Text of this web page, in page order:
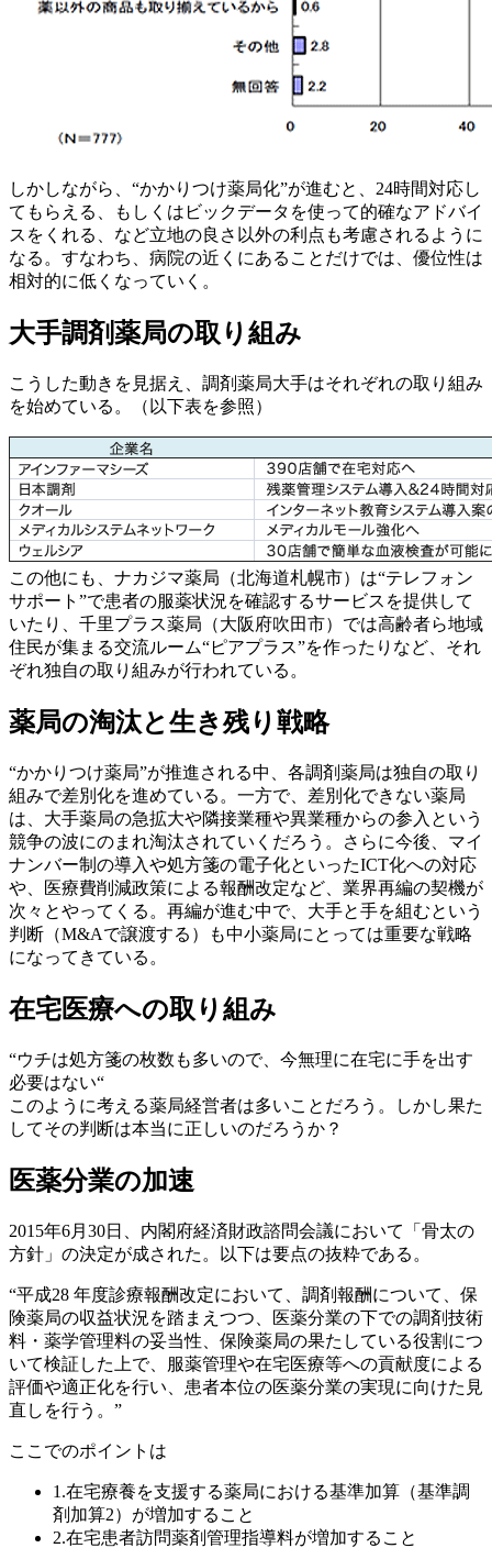
しかしながら、“かかりつけ薬局化”が進むと、24時間対応し
てもらえる、もしくはビックデータを使って的確なアドバイ
スをくれる、など立地の良さ以外の利点も考慮されるように
なる。すなわち、病院の近くにあることだけでは、優位性は
相対的に低くなっていく。
大手調剤薬局の取り組み
こうした動きを見据え、調剤薬局大手はそれぞれの取り組み
を始めている。（以下表を参照）
この他にも、ナカジマ薬局（北海道札幌市）は“テレフォン
サポート”で患者の服薬状況を確認するサービスを提供して
いたり、千里プラス薬局（大阪府吹田市）では高齢者ら地域
住民が集まる交流ルーム“ピアプラス”を作ったりなど、それ
ぞれ独自の取り組みが行われている。
薬局の淘汰と生き残り戦略
“かかりつけ薬局”が推進される中、各調剤薬局は独自の取り
組みで差別化を進めている。一方で、差別化できない薬局
は、大手薬局の急拡大や隣接業種や異業種からの参入という
競争の波にのまれ淘汰されていくだろう。さらに今後、マイ
ナンバー制の導入や処方箋の電子化といったICT化への対応
や、医療費削減政策による報酬改定など、業界再編の契機が
次々とやってくる。再編が進む中で、大手と手を組むという
判断（M&Aで譲渡する）も中小薬局にとっては重要な戦略
になってきている。
在宅医療への取り組み
“ウチは処方箋の枚数も多いので、今無理に在宅に手を出す
必要はない“
このように考える薬局経営者は多いことだろう。しかし果た
してその判断は本当に正しいのだろうか？
医薬分業の加速
2015年6月30日、内閣府経済財政諮問会議において「骨太の
方針」の決定が成された。以下は要点の抜粋である。
“平成28 年度診療報酬改定において、調剤報酬について、保
険薬局の収益状況を踏まえつつ、医薬分業の下での調剤技術
料・薬学管理料の妥当性、保険薬局の果たしている役割につ
いて検証した上で、服薬管理や在宅医療等への貢献度による
評価や適正化を行い、患者本位の医薬分業の実現に向けた見
直しを行う。”
ここでのポイントは
1.在宅療養を支援する薬局における基準加算（基準調
剤加算2）が増加すること
2.在宅患者訪問薬剤管理指導料が増加すること